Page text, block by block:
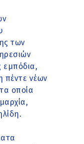
των
εμπόδια,
πέντε νέων
οποία